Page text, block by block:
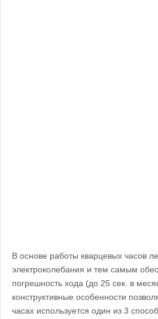
В основе работы кварцевых часов
электроколебания и тем самым
погрешность хода (до 25 сек. в
конструктивные особенности
часах используется один из 3